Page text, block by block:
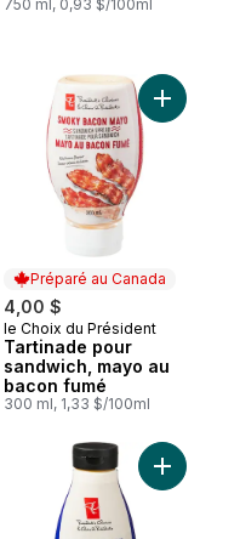
750 ml, 0,93 $/100ml
miracle whip originale
Préparé au Canada
4,00 $
Préparé au Canada
le Choix du Président
Tartinade pour
sandwich, mayo au
bacon fumé
300 ml, 1,33 $/100ml
Ajouter
Style Mayonnaise avec